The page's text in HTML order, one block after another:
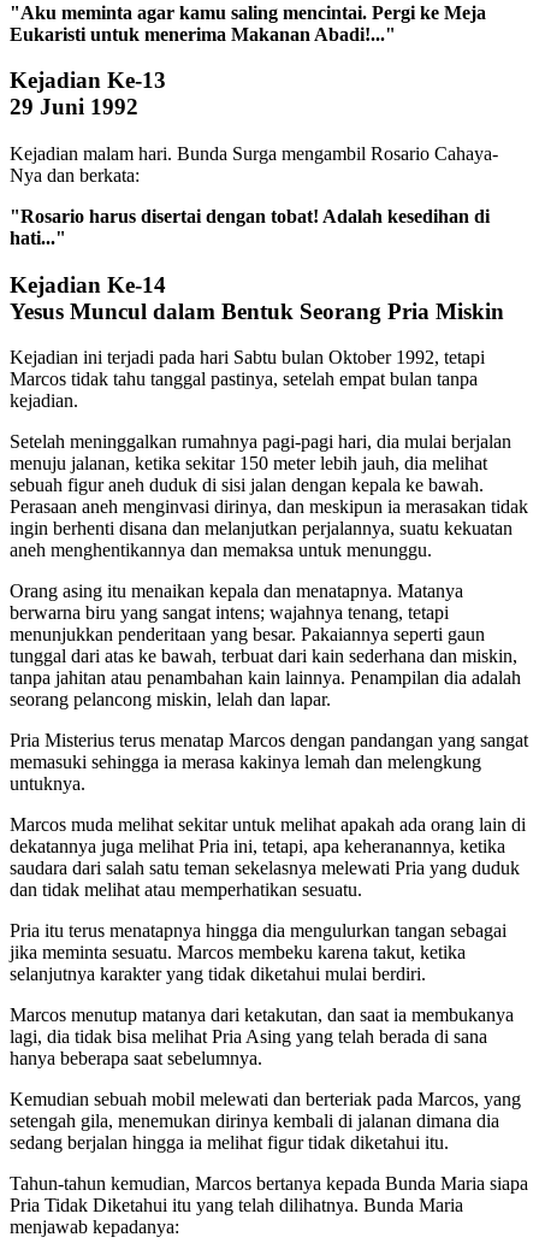
"Aku meminta agar kamu saling mencintai. Pergi ke Meja
Eukaristi untuk menerima Makanan Abadi!..."
Kejadian Ke-13
29 Juni 1992
Kejadian malam hari. Bunda Surga mengambil Rosario Cahaya-
Nya dan berkata:
"Rosario harus disertai dengan tobat! Adalah kesedihan di
hati..."
Kejadian Ke-14
Yesus Muncul dalam Bentuk Seorang Pria Miskin
Kejadian ini terjadi pada hari Sabtu bulan Oktober 1992, tetapi
Marcos tidak tahu tanggal pastinya, setelah empat bulan tanpa
kejadian.
Setelah meninggalkan rumahnya pagi-pagi hari, dia mulai berjalan
menuju jalanan, ketika sekitar 150 meter lebih jauh, dia melihat
sebuah figur aneh duduk di sisi jalan dengan kepala ke bawah.
Perasaan aneh menginvasi dirinya, dan meskipun ia merasakan tidak
ingin berhenti disana dan melanjutkan perjalannya, suatu kekuatan
aneh menghentikannya dan memaksa untuk menunggu.
Orang asing itu menaikan kepala dan menatapnya. Matanya
berwarna biru yang sangat intens; wajahnya tenang, tetapi
menunjukkan penderitaan yang besar. Pakaiannya seperti gaun
tunggal dari atas ke bawah, terbuat dari kain sederhana dan miskin,
tanpa jahitan atau penambahan kain lainnya. Penampilan dia adalah
seorang pelancong miskin, lelah dan lapar.
Pria Misterius terus menatap Marcos dengan pandangan yang sangat
memasuki sehingga ia merasa kakinya lemah dan melengkung
untuknya.
Marcos muda melihat sekitar untuk melihat apakah ada orang lain di
dekatannya juga melihat Pria ini, tetapi, apa keheranannya, ketika
saudara dari salah satu teman sekelasnya melewati Pria yang duduk
dan tidak melihat atau memperhatikan sesuatu.
Pria itu terus menatapnya hingga dia mengulurkan tangan sebagai
jika meminta sesuatu. Marcos membeku karena takut, ketika
selanjutnya karakter yang tidak diketahui mulai berdiri.
Marcos menutup matanya dari ketakutan, dan saat ia membukanya
lagi, dia tidak bisa melihat Pria Asing yang telah berada di sana
hanya beberapa saat sebelumnya.
Kemudian sebuah mobil melewati dan berteriak pada Marcos, yang
setengah gila, menemukan dirinya kembali di jalanan dimana dia
sedang berjalan hingga ia melihat figur tidak diketahui itu.
Tahun-tahun kemudian, Marcos bertanya kepada Bunda Maria siapa
Pria Tidak Diketahui itu yang telah dilihatnya. Bunda Maria
menjawab kepadanya: